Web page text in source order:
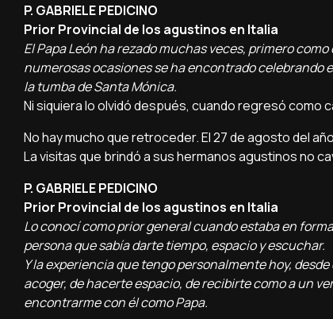
P. GABRIELE PEDICINO
Prior Provincial de los agustinos en Italia
El Papa León ha rezado muchas veces, primero
numerosas ocasiones se ha encontrado celebrando
la tumba de Santa Mónica.
Ni siquiera lo olvidó después, cuando regresó como
No hay mucho que retroceder. El 27 de agosto del
La visitas que brindó a sus hermanos agustinos no
P. GABRIELE PEDICINO
Prior Provincial de los agustinos en Italia
Lo conocí como prior general cuando estaba en
persona que sabía darte tiempo, espacio y escuchar.
Y la experiencia que tengo personalmente hoy,
acoger, de hacerte espacio, de recibirte como a un
encontrarme con él como Papa.